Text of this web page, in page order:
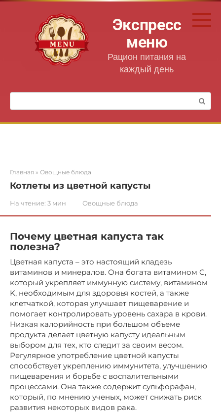
Перейти
Экспресс
меню
Рацион питания на
каждый день
Поиск:
Главная » Овощные блюда
Котлеты из цветной капусты
На чтение: 3 мин Овощные блюда
Почему цветная капуста так
полезна?
Цветная капуста – это настоящий кладезь
витаминов и минералов. Она богата витамином C,
который укрепляет иммунную систему, витамином
K, необходимым для здоровья костей, а также
клетчаткой, которая улучшает пищеварение и
помогает контролировать уровень сахара в крови.
Низкая калорийность при большом объеме
продукта делает цветную капусту идеальным
выбором для тех, кто следит за своим весом.
Регулярное употребление цветной капусты
способствует укреплению иммунитета, улучшению
пищеварения и борьбе с воспалительными
процессами. Она также содержит сульфорафан,
который, по мнению ученых, может снижать риск
развития некоторых видов рака.